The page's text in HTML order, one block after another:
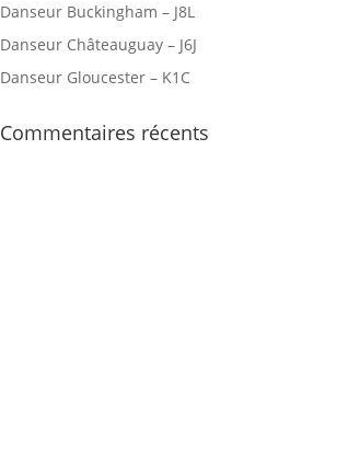
Danseur Buckingham – J8L
Danseur Châteauguay – J6J
Danseur Gloucester – K1C
Commentaires récents